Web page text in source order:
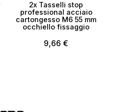
2x Tasselli stop
professional acciaio
cartongesso M6 55 mm
occhiello fissaggio
9,66 €